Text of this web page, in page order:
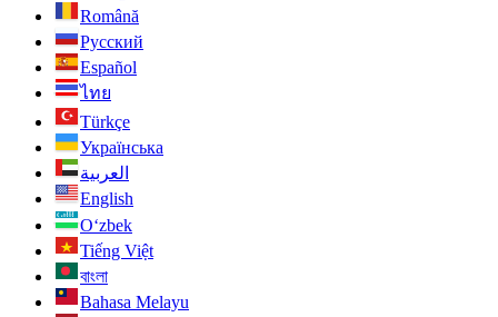
Română
Русский
Español
ไทย
Türkçe
Українська
العربية
English
O‘zbek
Tiếng Việt
বাংলা
Bahasa Melayu